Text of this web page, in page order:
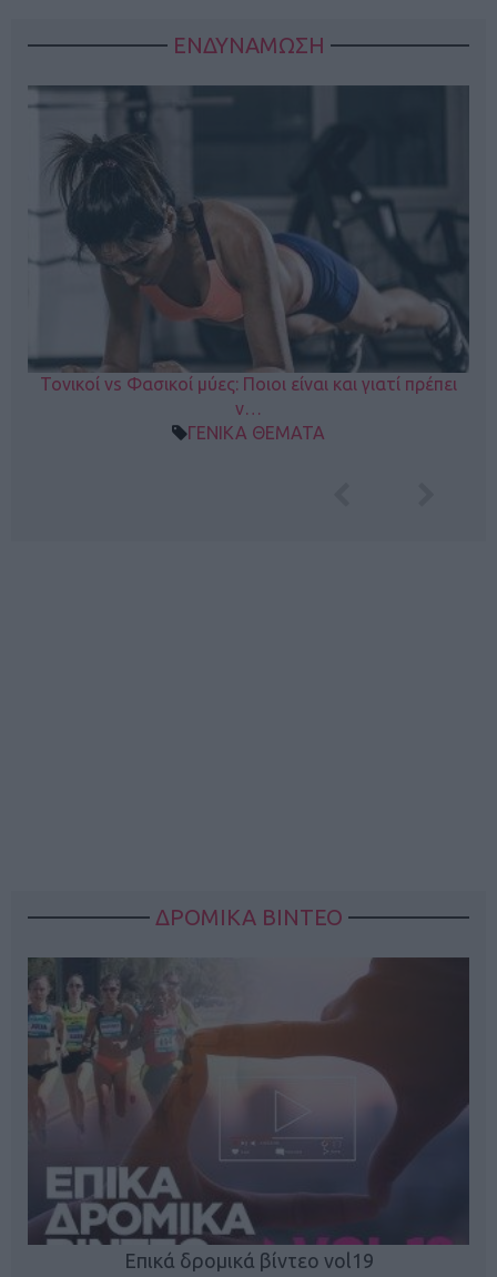
ΕΝΔΥΝΑΜΩΣΗ
Τονικοί vs Φασικοί μύες: Ποιοι είναι και γιατί πρέπει
ν…
ΓΕΝΙΚΑ ΘΕΜΑΤΑ
ΔΡΟΜΙΚΑ ΒΙΝΤΕΟ
Επικά δρομικά βίντεο vol19